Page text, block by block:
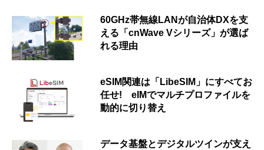
60GHz帯無線LANが自治体DXを支
える「cnWave Vシリーズ」が選ば
れる理由
eSIM関連は「LibeSIM」にすべてお
任せ! eIMでマルチプロファイルを
動的に切り替え
データ基盤とデジタルツインが支え